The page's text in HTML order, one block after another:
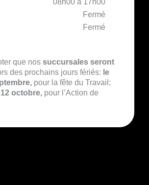
Fermé
Fermé
que nos succursales seront
des prochains jours fériés: le
pour la fête du Travail;
octobre,pour l’Action de